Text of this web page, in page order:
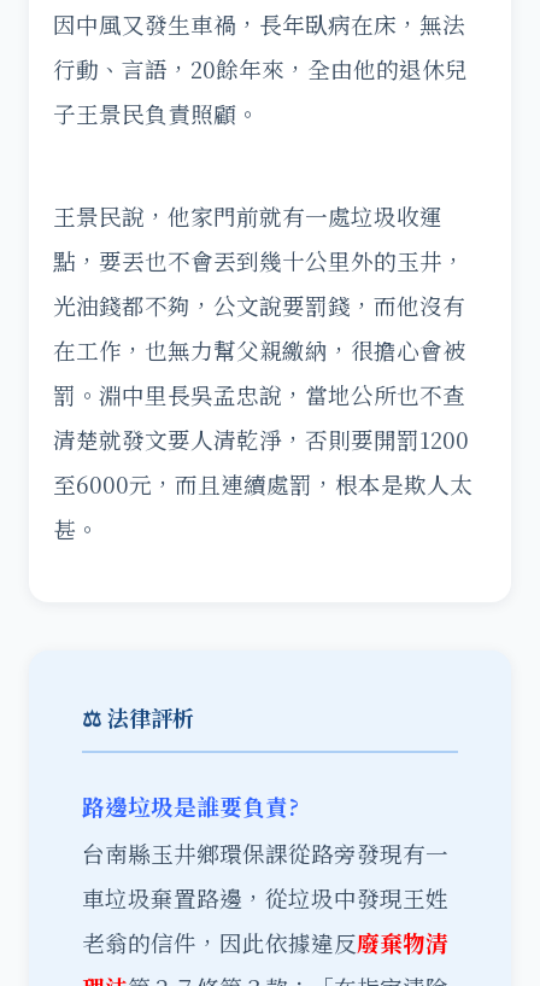
因中風又發生車禍，長年臥病在床，無法
行動、言語，20餘年來，全由他的退休兒
子王景民負責照顧。
王景民說，他家門前就有一處垃圾收運
點，要丟也不會丟到幾十公里外的玉井，
光油錢都不夠，公文說要罰錢，而他沒有
在工作，也無力幫父親繳納，很擔心會被
罰。淵中里長吳孟忠說，當地公所也不查
清楚就發文要人清乾淨，否則要開罰1200
至6000元，而且連續處罰，根本是欺人太
甚。
⚖️ 法律評析
路邊垃圾是誰要負責?
台南縣玉井鄉環保課從路旁發現有一
車垃圾棄置路邊，從垃圾中發現王姓
老翁的信件，因此依據違反廢棄物清